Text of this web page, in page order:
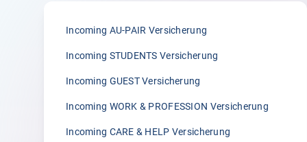
5.00
„Ich bin sehr zufrieden. Ihre Firma ist von
ihm dafür sehr gedankt. 🥰“
B.
27.01.2026
Incoming AU-PAIR Versicherung
Incoming STUDENTS Versicherung
Incoming GUEST Versicherung
Incoming WORK & PROFESSION Versicherung
Incoming CARE & HELP Versicherung